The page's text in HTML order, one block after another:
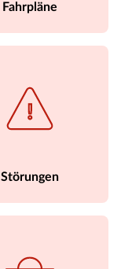
Fahrpläne
Störungen